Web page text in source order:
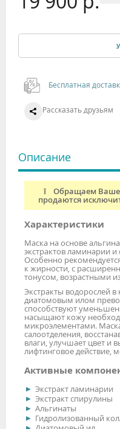
Бесплатная
Рассказать друзьям
Описание
❕ Обращаем Ваше
продаются
Характеристики
Маска на основе
экстрактов ламинарии
Особенно
к жирности, с
тонусом, возрастными
Экстракты водорослей
диатомовым илом
способствуют
насыщают кожу
микроэлементами.
салоотделения,
влаги, улучшает цвет и
лифтинговое действие,
Активные
Экстракт ламинарии
Экстракт спирулины
Альгинаты
Гидролизованный